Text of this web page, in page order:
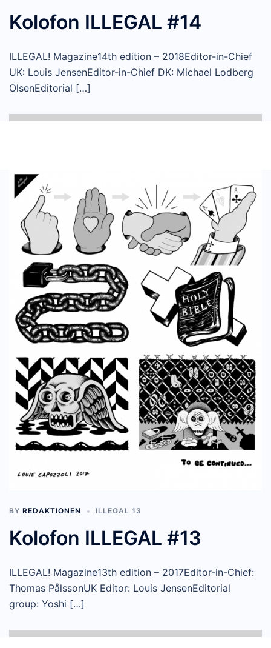
Kolofon ILLEGAL #14
ILLEGAL! Magazine14th edition – 2018Editor-in-Chief
UK: Louis JensenEditor-in-Chief DK: Michael Lodberg
OlsenEditorial […]
BY REDAKTIONEN ILLEGAL 13
Kolofon ILLEGAL #13
ILLEGAL! Magazine13th edition – 2017Editor-in-Chief:
Thomas PålssonUK Editor: Louis JensenEditorial
group: Yoshi […]